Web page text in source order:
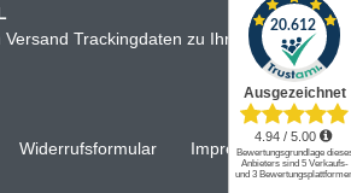
Trackingdaten zu Ihrer Sendung
Widerrufs­formular Impressum